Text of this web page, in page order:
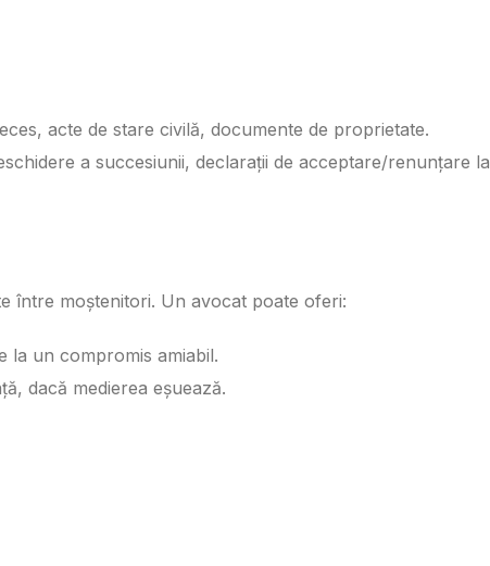
acte de stare civilă, documente de proprietate.
a succesiunii, declarații de acceptare/renunțare la
între moștenitori. Un avocat poate oferi:
la un compromis amiabil.
dacă medierea eșuează.